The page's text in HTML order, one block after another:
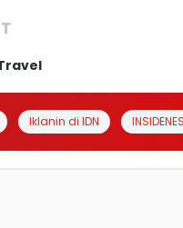
Iklanin di IDN